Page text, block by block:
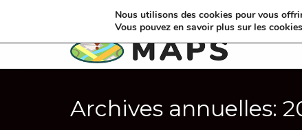
Archives annuelles:
Nous utilisons des cookies pour vous
Vous pouvez en savoir plus sur les